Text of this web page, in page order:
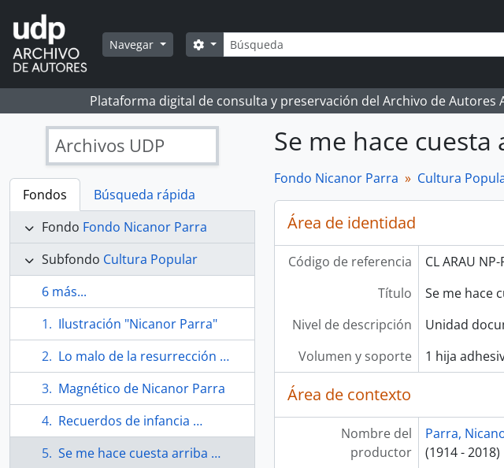
Skip to main content
Navegar Búsqueda
Search options
Plataforma digital de consulta y preservación del Archivo de Autores
Archivos UDP
Fondos
Búsqueda rápida
Fondo Fondo Nicanor Parra
Subfondo Cultura Popular
6 más...
Ilustración "Nicanor Parra"
Lo malo de la resurrección …
Magnético de Nicanor Parra
Recuerdos de infancia …
Se me hace cuesta arriba …
Se me hace
Fondo Nicanor Parra Cultura
Área de identidad
Código de referencia
CL ARAU
Título
Se me hace
Nivel de descripción
Unidad
Volumen y soporte
1 hija
Área de contexto
Nombre del
productor
Parra,
(1914 - 2018)